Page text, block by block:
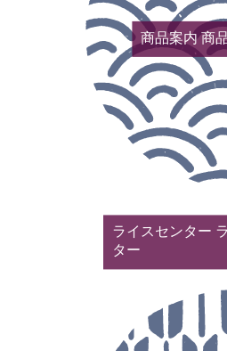
商品案内 商
ライスセンター
ター